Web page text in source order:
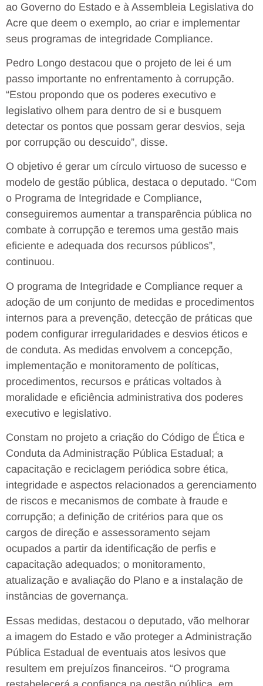
ao Governo do Estado e à Assembleia Legislativa do
Acre que deem o exemplo, ao criar e implementar
seus programas de integridade Compliance.
Pedro Longo destacou que o projeto de lei é um
passo importante no enfrentamento à corrupção.
“Estou propondo que os poderes executivo e
legislativo olhem para dentro de si e busquem
detectar os pontos que possam gerar desvios, seja
por corrupção ou descuido”, disse.
O objetivo é gerar um círculo virtuoso de sucesso e
modelo de gestão pública, destaca o deputado. “Com
o Programa de Integridade e Compliance,
conseguiremos aumentar a transparência pública no
combate à corrupção e teremos uma gestão mais
eficiente e adequada dos recursos públicos”,
continuou.
O programa de Integridade e Compliance requer a
adoção de um conjunto de medidas e procedimentos
internos para a prevenção, detecção de práticas que
podem configurar irregularidades e desvios éticos e
de conduta. As medidas envolvem a concepção,
implementação e monitoramento de políticas,
procedimentos, recursos e práticas voltados à
moralidade e eficiência administrativa dos poderes
executivo e legislativo.
Constam no projeto a criação do Código de Ética e
Conduta da Administração Pública Estadual; a
capacitação e reciclagem periódica sobre ética,
integridade e aspectos relacionados a gerenciamento
de riscos e mecanismos de combate à fraude e
corrupção; a definição de critérios para que os
cargos de direção e assessoramento sejam
ocupados a partir da identificação de perfis e
capacitação adequados; o monitoramento,
atualização e avaliação do Plano e a instalação de
instâncias de governança.
Essas medidas, destacou o deputado, vão melhorar
a imagem do Estado e vão proteger a Administração
Pública Estadual de eventuais atos lesivos que
resultem em prejuízos financeiros. “O programa